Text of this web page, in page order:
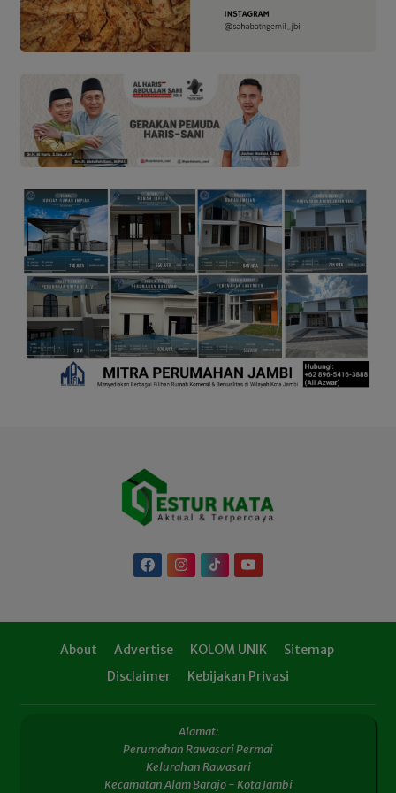
About Advertise KOLOM UNIK
Sitemap
Disclaimer
Kebijakan Privasi
Alamat:
Perumahan Rawasari Permai
Kelurahan Rawasari
Kecamatan Alam Barajo - Kota Jambi